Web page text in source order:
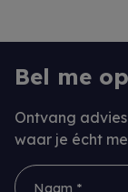
Bel me op
Ontvang
waar je écht
Naam *